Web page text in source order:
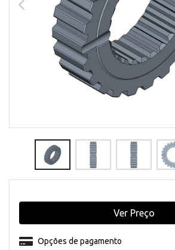
Opções de pagamento
Ver Preço